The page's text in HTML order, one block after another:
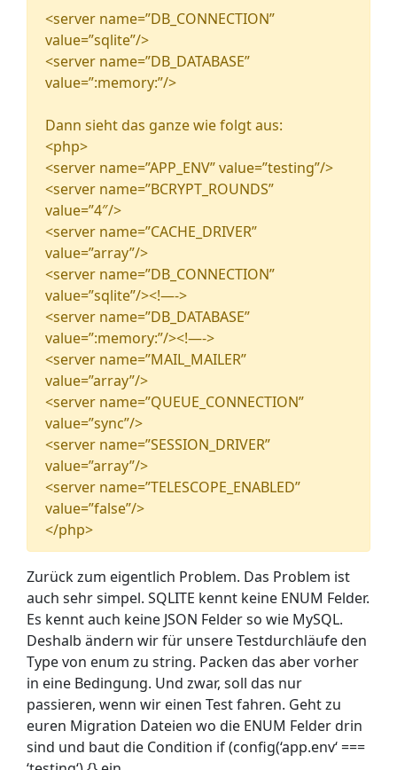
<server name=”DB_CONNECTION”
value=”sqlite”/>
<server name=”DB_DATABASE”
value=”:memory:”/>
Dann sieht das ganze wie folgt aus:
<php>
<server name=”APP_ENV” value=”testing”/>
<server name=”BCRYPT_ROUNDS”
value=”4″/>
<server name=”CACHE_DRIVER”
value=”array”/>
<server name=”DB_CONNECTION”
value=”sqlite”/><!—->
<server name=”DB_DATABASE”
value=”:memory:”/><!—->
<server name=”MAIL_MAILER”
value=”array”/>
<server name=”QUEUE_CONNECTION”
value=”sync”/>
<server name=”SESSION_DRIVER”
value=”array”/>
<server name=”TELESCOPE_ENABLED”
value=”false”/>
</php>
Zurück zum eigentlich Problem. Das Problem ist
auch sehr simpel. SQLITE kennt keine ENUM Felder.
Es kennt auch keine JSON Felder so wie MySQL.
Deshalb ändern wir für unsere Testdurchläufe den
Type von enum zu string. Packen das aber vorher
in eine Bedingung. Und zwar, soll das nur
passieren, wenn wir einen Test fahren. Geht zu
euren Migration Dateien wo die ENUM Felder drin
sind und baut die Condition if (config(‘app.env‘ ===